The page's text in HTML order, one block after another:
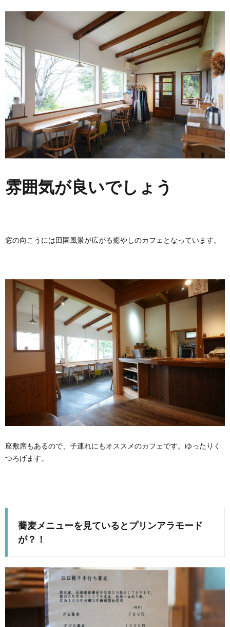
雰囲気が良いでしょう
窓の向こうには田園風景が広がる癒やしのカフェとなっています。
座敷席もあるので、子連れにもオススメのカフェです。ゆったりく
つろげます。
蕎麦メニューを見ているとプリンアラモード
が？！